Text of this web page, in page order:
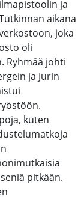
ja
aikana
joka
oli
Ryhmää johti
ja Jurin
kuten
pitkään.